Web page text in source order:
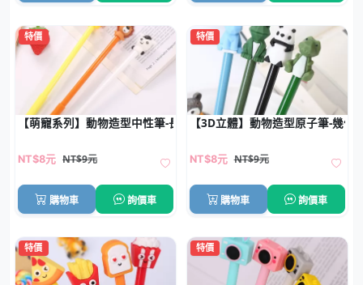
特價
【萌寵系列】動物造型中性筆-長頸鹿獅子小牛
NT$8元 NT$9元
購物車 詢價車
特價
【3D立體】動物造型原子筆-幾何
NT$8元 NT$9元
購物車 詢價車
特價 特價